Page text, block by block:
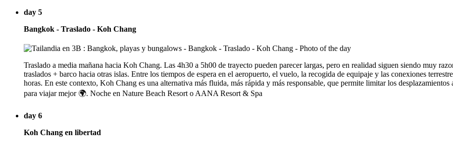
day 5
Bangkok - Traslado - Koh Chang
Traslado a media mañana hacia Koh Chang. Las 4h30 a 5h00 de trayecto pueden parecer largas, pero en realidad siguen siendo muy
traslados + barco hacia otras islas. Entre los tiempos de espera en el aeropuerto, el vuelo, la recogida de equipaje y las conexiones
horas. En este contexto, Koh Chang es una alternativa más fluida, más rápida y más responsable, que permite limitar los
para viajar mejor 🌍. Noche en Nature Beach Resort o AANA Resort & Spa
day 6
Koh Chang en libertad